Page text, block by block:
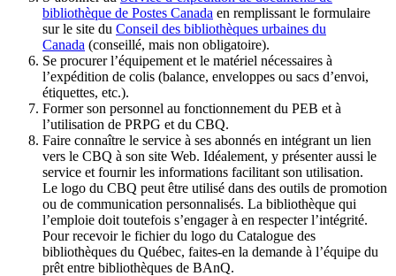
bibliothèque de Postes Canada en remplissant le formulaire
sur le site du Conseil des bibliothèques urbaines du
Canada (conseillé, mais non obligatoire).
Se procurer l’équipement et le matériel nécessaires à
l’expédition de colis (balance, enveloppes ou sacs d’envoi,
étiquettes, etc.).
Former son personnel au fonctionnement du PEB et à
l’utilisation de PRPG et du CBQ.
Faire connaître le service à ses abonnés en intégrant un lien
vers le CBQ à son site Web. Idéalement, y présenter aussi le
service et fournir les informations facilitant son utilisation.
Le logo du CBQ peut être utilisé dans des outils de promotion
ou de communication personnalisés. La bibliothèque qui
l’emploie doit toutefois s’engager à en respecter l’intégrité.
Pour recevoir le fichier du logo du Catalogue des
bibliothèques du Québec, faites-en la demande à l’équipe du
prêt entre bibliothèques de BAnQ.